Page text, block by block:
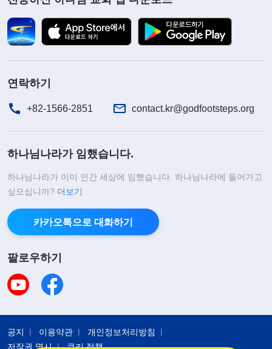
연락하기
+82-1566-2851 contact.kr@godfootsteps.org
하나님나라가 임했습니다.
하나님나라가 이미 인간 세상에 임했습니다. 하나님나라에 들어가고
싶으십니까? 더보기
카카오톡으로 대화하기
팔로우하기
공지 이용약관
개인정보처리방침
저작권 명시
쿠키 정책